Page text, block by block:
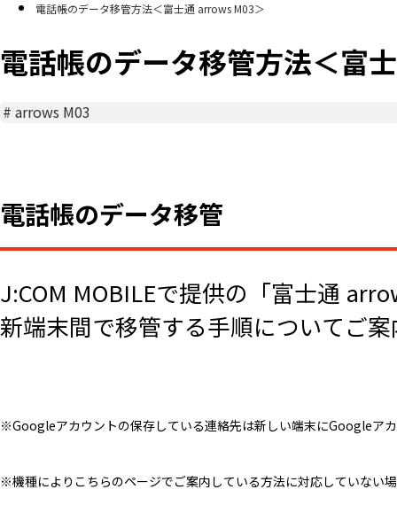
電話帳のデータ移管方法＜富士通 arrows M03＞
電話帳のデータ移管方法＜富
#arrows M03
電話帳のデータ移管
J:COM MOBILEで提供の「富士通
新端末間で移管する手順についてご
※Googleアカウントの保存している連絡先は新しい端末にGoogleア
※機種によりこちらのページでご案内している方法に対応していない